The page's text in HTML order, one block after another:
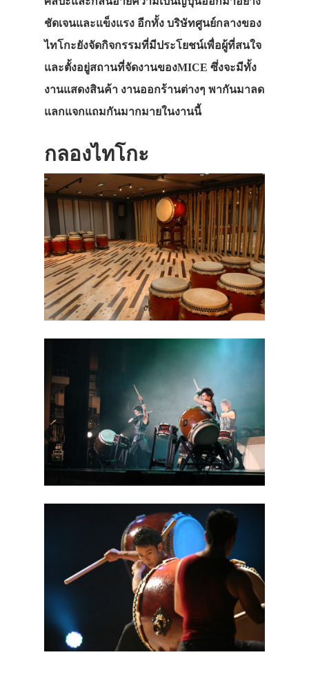
ชัดเจนและแข็งแรง อีกทั้ง บริษัทศูนย์กลางของ
ไทโกะยังจัดกิจกรรมที่มีประโยชน์เพื่อผู้ที่สนใจ
และตั้งอยู่สถานที่จัดงานของMICE ซึ่งจะมีทั้ง
งานแสดงสินค้า งานออกร้านต่างๆ พากันมาลด
แลกแจกแถมกันมากมายในงานนี้
กลองไทโกะ